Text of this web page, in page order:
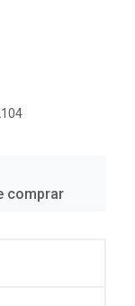
comprar